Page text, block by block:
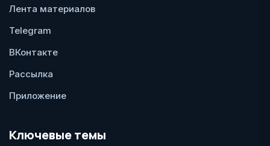
Лента материалов
Telegram
ВКонтакте
Рассылка
Приложение
Ключевые темы